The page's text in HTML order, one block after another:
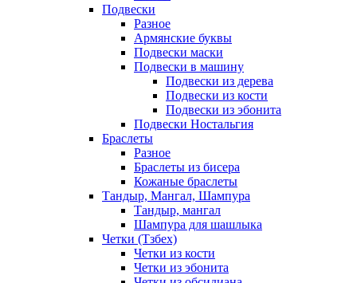
Подвески
Разное
Армянские буквы
Подвески маски
Подвески в машину
Подвески из дерева
Подвески из кости
Подвески из эбонита
Подвески Ностальгия
Браслеты
Разное
Браслеты из бисера
Кожаные браслеты
Тандыр, Мангал, Шампура
Тандыр, мангал
Шампура для шашлыка
Четки (Тзбех)
Четки из кости
Четки из эбонита